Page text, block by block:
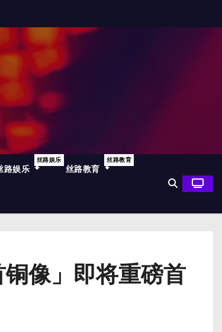
路娱乐
丝路娱乐
丝路教育
丝路教育
像」即将重磅首